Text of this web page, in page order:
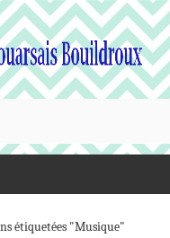
étiquetées "Musique"